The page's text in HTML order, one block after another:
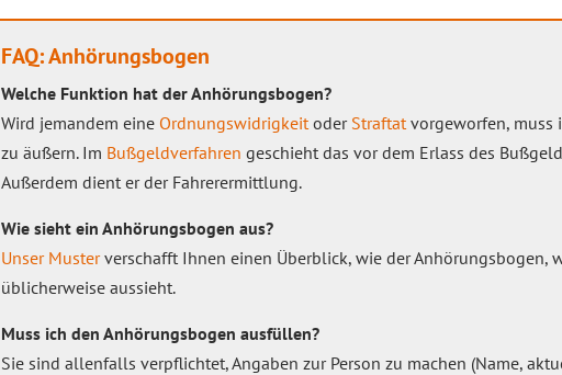
FAQ: Anhörungsbogen
Welche Funktion hat der Anhörungsbogen?
Wird jemandem eine Ordnungswidrigkeitoder Straftatvorgeworfen, muss
zu äußern. Im Bußgeldverfahren geschieht das vor dem Erlass des
Außerdem dient er der Fahrerermittlung.
Wie sieht ein Anhörungsbogen aus?
Unser Musterverschafft Ihnen einen Überblick, wie der Anhörungsbogen,
üblicherweise aussieht.
Muss ich den Anhörungsbogen ausfüllen?
Sie sind allenfalls verpflichtet, Angaben zur Person zu machen (Name,